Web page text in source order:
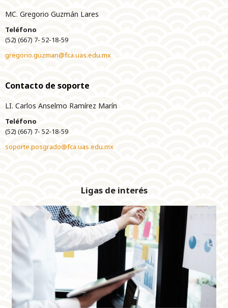
MC. Gregorio Guzmán Lares
Teléfono
(52) (667) 7- 52-18-59
gregorio.guzman@fca.uas.edu.mx
Contacto de soporte
LI. Carlos Anselmo Ramírez Marín
Teléfono
(52) (667) 7- 52-18-59
soporte.posgrado@fca.uas.edu.mx
Ligas de interés